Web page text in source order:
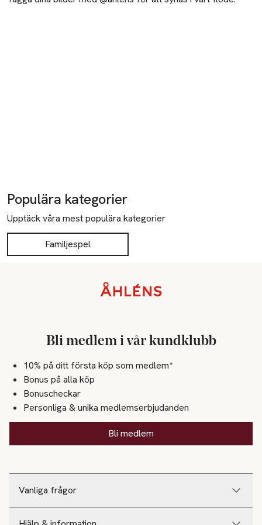
Populära kategorier
Upptäck våra mest populära kategorier
Familjespel
Vanliga frågor
Bli medlem i vår kundklubb
10% på ditt första köp som medlem*
Bonus på alla köp
Bonuscheckar
Personliga & unika medlemserbjudanden
Bli medlem